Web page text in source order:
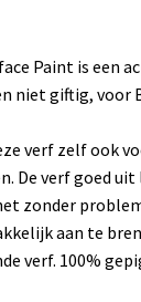
Paint is een
niet giftig, voor
verf zelf ook
De verf goed
zonder
aan te
verf. 100%